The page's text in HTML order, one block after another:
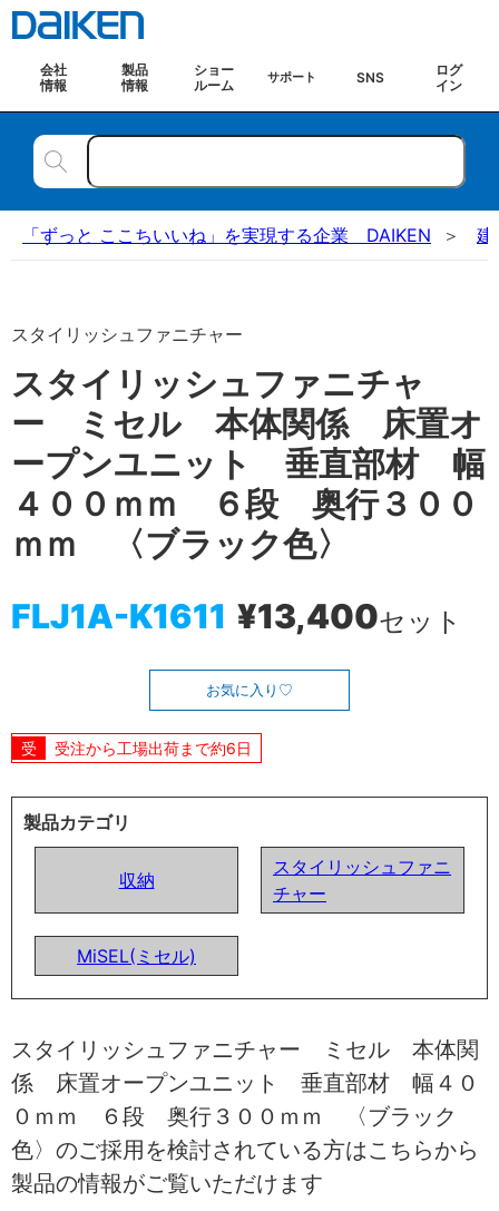
会社
情報
製品
情報
ショー
ルーム
サポート SNS
ログ
イン
「ずっと ここちいいね」を実現する企業 DAIKEN 建
スタイリッシュファニチャー
スタイリッシュファニチャ
ー ミセル 本体関係 床置オ
ープンユニット 垂直部材 幅
４００ｍｍ ６段 奥行３００
ｍｍ 〈ブラック色〉
FLJ1A-K1611 ¥13,400セット
お気に入り
受注から工場出荷まで約6日
製品カテゴリ
収納
スタイリッシュファニ
チャー
MiSEL(ミセル)
スタイリッシュファニチャー ミセル 本体関
係 床置オープンユニット 垂直部材 幅４０
０ｍｍ ６段 奥行３００ｍｍ 〈ブラック
色〉のご採用を検討されている方はこちらから
製品の情報がご覧いただけます